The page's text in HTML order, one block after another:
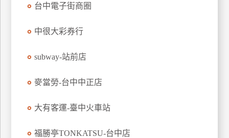
台中電子街商圈
中很大彩券行
subway-站前店
麥當勞-台中中正店
大有客運-臺中火車站
福勝亭TONKATSU-台中店